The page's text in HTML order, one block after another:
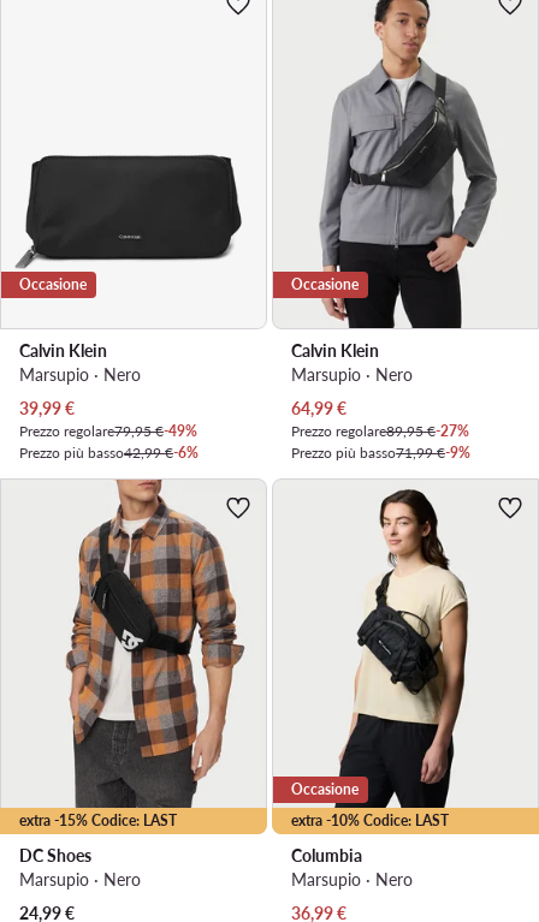
Occasione
Calvin Klein
Marsupio · Nero
Prezzo attuale
39,99€
Prezzo regolare79,95 €-49%
Prezzo più basso42,99 €-6%
Occasione
Calvin Klein
Marsupio · Nero
Prezzo attuale
64,99€
Prezzo regolare89,95 €-27%
Prezzo più basso71,99 €-9%
extra -15% Codice: LAST
DC Shoes
Marsupio · Nero
24,99€
extra -10% Codice: LAST
Occasione
Columbia
Marsupio · Nero
Prezzo attuale
36,99€